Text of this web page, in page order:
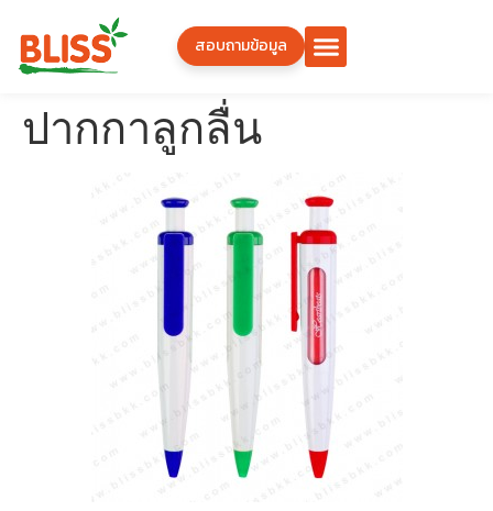
สอบถามข้อมูล
ปากกาลูกลื่น